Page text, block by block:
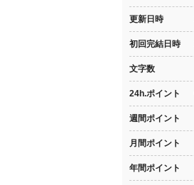
更新日時
初回完結日時
文字数
24h.ポイント
週間ポイント
月間ポイント
年間ポイント